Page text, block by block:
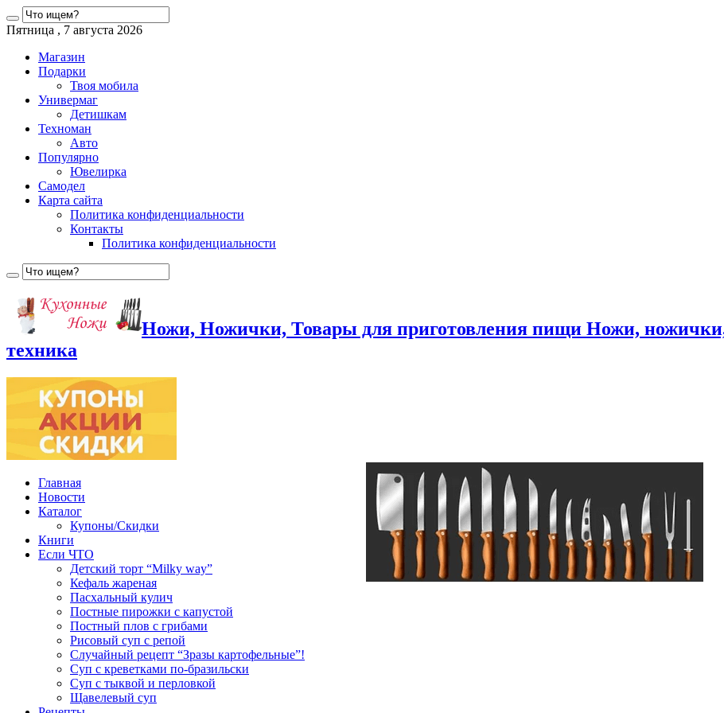
Пятница , 7 августа 2026
Магазин
Подарки
Твоя мобила
Универмаг
Детишкам
Техноман
Авто
Популярно
Ювелирка
Самодел
Карта сайта
Политика конфиденциальности
Контакты
Политика конфиденциальности
Ножи, Ножички, Товары для приготовления пищи Ножи,
техника
Главная
Новости
Каталог
Купоны/Скидки
Книги
Если ЧТО
Детский торт “Milky way”
Кефаль жареная
Пасхальный кулич
Постные пирожки с капустой
Постный плов с грибами
Рисовый суп с репой
Случайный рецепт “Зразы картофельные”!
Суп с креветками по-бразильски
Суп с тыквой и перловкой
Щавелевый суп